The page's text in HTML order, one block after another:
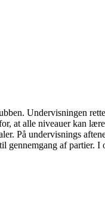
Undervisningen
at alle niveauer kan
På undervisnings
af partier.